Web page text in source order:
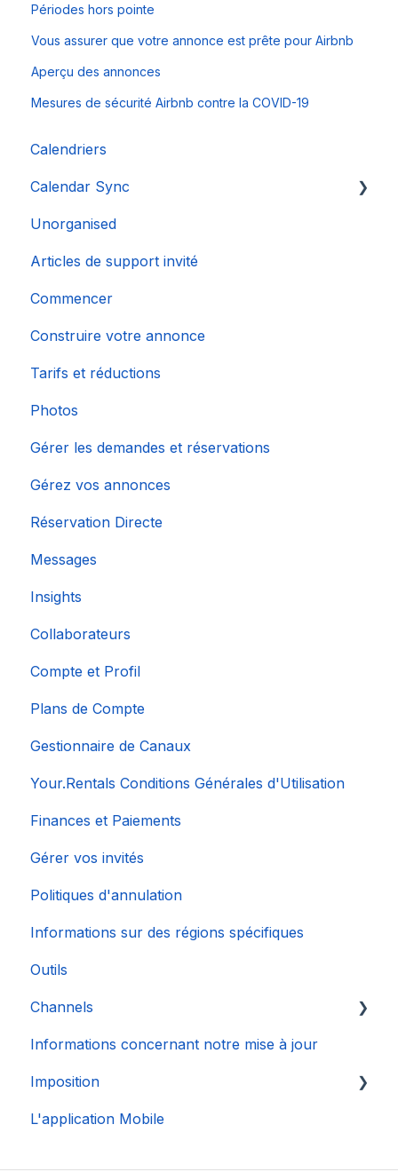
Périodes hors pointe
Vous assurer que votre annonce est prête pour Airbnb
Aperçu des annonces
Mesures de sécurité Airbnb contre la COVID-19
Calendriers
Calendar Sync
Importation de calendriers populaires
Unorganised
Articles de support invité
Commencer
Construire votre annonce
Tarifs et réductions
Photos
Gérer les demandes et réservations
Gérez vos annonces
Réservation Directe
Messages
Insights
Collaborateurs
Compte et Profil
Plans de Compte
Gestionnaire de Canaux
Your.Rentals Conditions Générales d'Utilisation
Finances et Paiements
Gérer vos invités
Politiques d'annulation
Informations sur des régions spécifiques
Outils
Channels
Connexion de Compte
Informations concernant notre mise à jour
Imposition
DAC 7
L'application Mobile